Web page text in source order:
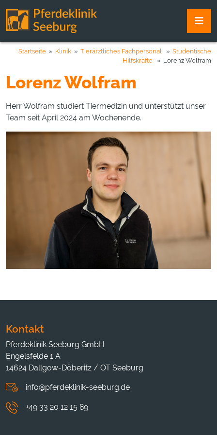
Startseite » Klinik » Tierärztliches Fachpersonal » Studentische
Hilfskräfte » Lorenz Wolfram
Lorenz Wolfram
Herr Wolfram studiert Tiermedizin und unterstützt unser
Team seit April 2024 am Wochenende.
Kontakt
Pferdeklinik Seeburg GmbH
Engelsfelde 1 A
14624 Dallgow-Döberitz / OT Seeburg
info@pferdeklinik-seeburg.de
+49 33 20 12 15 89